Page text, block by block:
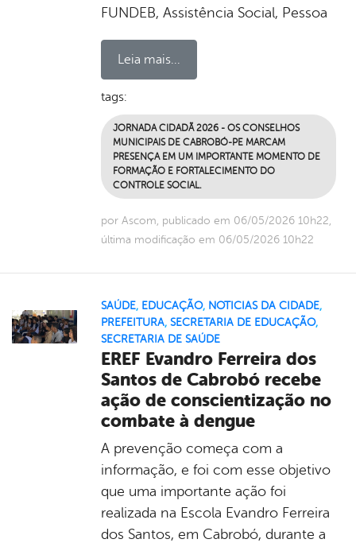
FUNDEB, Assistência Social, Pessoa
Leia mais...
tags:
JORNADA CIDADÃ 2026 - OS CONSELHOS
MUNICIPAIS DE CABROBÓ-PE MARCAM
PRESENÇA EM UM IMPORTANTE MOMENTO DE
FORMAÇÃO E FORTALECIMENTO DO
CONTROLE SOCIAL.
por Ascom, publicado em 06/05/2026 10h22,
última modificação em 06/05/2026 10h22
SAÚDE, EDUCAÇÃO, NOTICIAS DA CIDADE,
PREFEITURA, SECRETARIA DE EDUCAÇÃO,
SECRETARIA DE SAÚDE
EREF Evandro Ferreira dos
Santos de Cabrobó recebe
ação de conscientização no
combate à dengue
A prevenção começa com a
informação, e foi com esse objetivo
que uma importante ação foi
realizada na Escola Evandro Ferreira
dos Santos, em Cabrobó, durante a